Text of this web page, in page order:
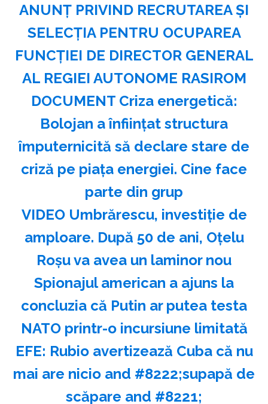
ANUNŢ PRIVIND RECRUTAREA ŞI
SELECŢIA PENTRU OCUPAREA
FUNCŢIEI DE DIRECTOR GENERAL
AL REGIEI AUTONOME RASIROM
DOCUMENT Criza energetică:
Bolojan a înființat structura
împuternicită să declare stare de
criză pe piața energiei. Cine face
parte din grup
VIDEO Umbrărescu, investiție de
amploare. După 50 de ani, Oțelu
Roșu va avea un laminor nou
Spionajul american a ajuns la
concluzia că Putin ar putea testa
NATO printr-o incursiune limitată
EFE: Rubio avertizează Cuba că nu
mai are nicio and #8222;supapă de
scăpare and #8221;